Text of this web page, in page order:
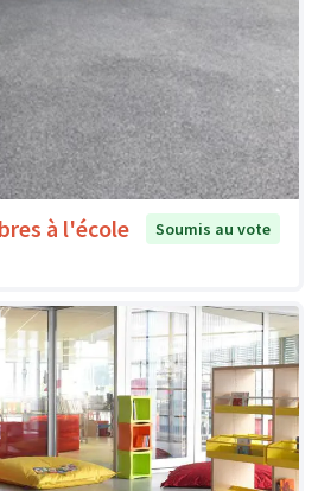
à l'école
Soumis au vote